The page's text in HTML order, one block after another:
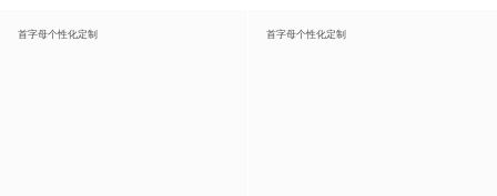
首字母个性化定制 首字母个性化定制